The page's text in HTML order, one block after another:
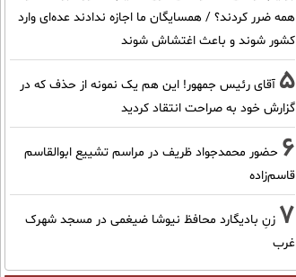
همه ضرر کردند؟ / همسایگان ما اجازه ندادند عده‌ای وارد
کشور شوند و باعث اغتشاش شوند
5 آقای رئیس جمهور! این هم یک نمونه از حذف که در
گزارش خود به صراحت انتقاد کردید
6 حضور محمدجواد ظریف در مراسم تشییع ابوالقاسم
قاسم‌زاده
7 زنِ بادیگارد محافظ نیوشا ضیغمی در مسجد شهرک
غرب